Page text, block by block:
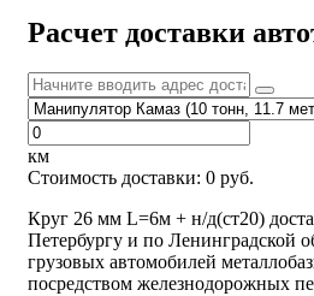
Расчет доставки
км
Стоимость доставки: 0 руб.
Круг 26 мм L=6м + н/д(ст20)
Петербургу и по Ленинградской
грузовых автомобилей
посредством железнодорожных